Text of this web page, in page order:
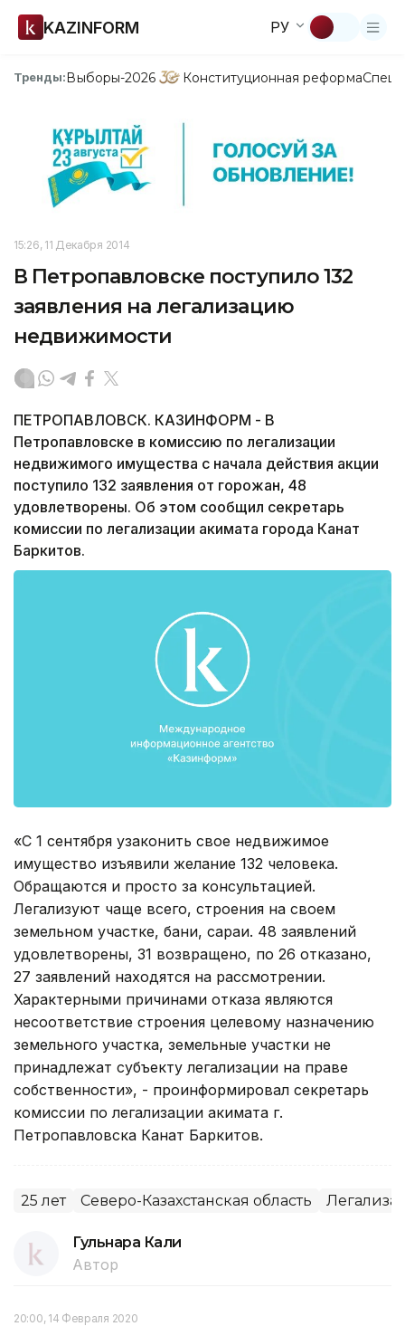
KAZINFORM РУ
Тренды:Выборы-2026 Конституционная реформа
15:26, 11 Декабря 2014
В Петропавловске поступило 132
заявления на легализацию
недвижимости
ПЕТРОПАВЛОВСК. КАЗИНФОРМ - В
Петропавловске в комиссию по легализации
недвижимого имущества с начала действия акции
поступило 132 заявления от горожан, 48
удовлетворены. Об этом сообщил секретарь
комиссии по легализации акимата города Канат
Баркитов.
«С 1 сентября узаконить свое недвижимое
имущество изъявили желание 132 человека.
Обращаются и просто за консультацией.
Легализуют чаще всего, строения на своем
земельном участке, бани, сараи. 48 заявлений
удовлетворены, 31 возвращено, по 26 отказано,
27 заявлений находятся на рассмотрении.
Характерными причинами отказа являются
несоответствие строения целевому назначению
земельного участка, земельные участки не
принадлежат субъекту легализации на праве
собственности», - проинформировал секретарь
комиссии по легализации акимата г.
Петропавловска Канат Баркитов.
25 лет Северо-Казахстанская область
Гульнара Кали
Автор
20:00, 14 Февраля 2020